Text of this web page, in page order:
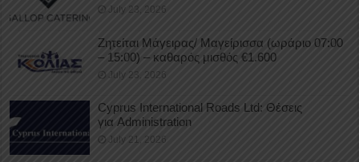
July 23, 2026
Ζητείται Μάγειρας/ Μαγείρισσα (ωράριο 07:00
– 15:00) – καθαρός μισθός €1.600
July 23, 2026
Cyprus International Roads Ltd: Θέσεις
για Administration
July 21, 2026